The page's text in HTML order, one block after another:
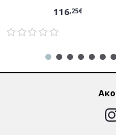
116,25€